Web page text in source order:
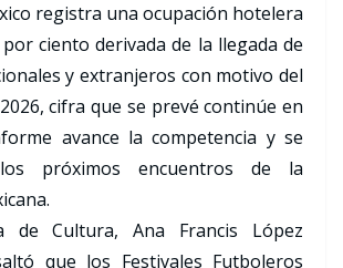
registra una ocupación hotelera
ciento derivada de la llegada de
y extranjeros con motivo del
cifra que se prevé continúe en
avance la competencia y se
próximos encuentros de la
de Cultura, Ana Francis López
que los Festivales Futboleros